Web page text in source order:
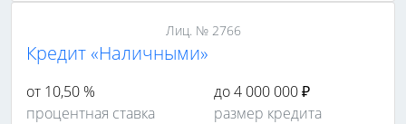
Лиц. № 2766
Кредит «Наличными»
от 10,50 %
процентная ставка
до 4 000 000 ₽
размер кредита